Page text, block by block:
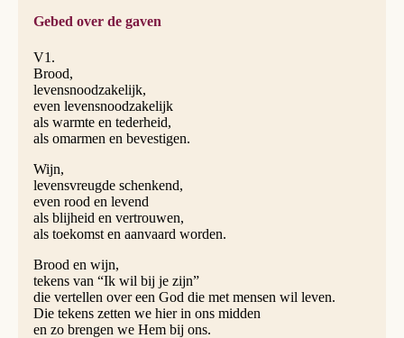
Gebed over de gaven
V1.
Brood,
levensnoodzakelijk,
even levensnoodzakelijk
als warmte en tederheid,
als omarmen en bevestigen.
Wijn,
levensvreugde schenkend,
even rood en levend
als blijheid en vertrouwen,
als toekomst en aanvaard worden.
Brood en wijn,
tekens van “Ik wil bij je zijn”
die vertellen over een God die met mensen wil leven.
Die tekens zetten we hier in ons midden
en zo brengen we Hem bij ons.